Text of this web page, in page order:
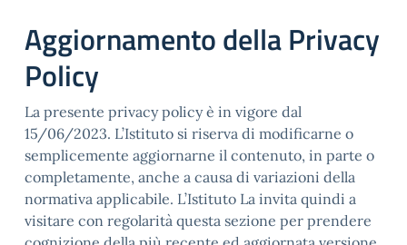
Aggiornamento della Privacy
Policy
La presente privacy policy è in vigore dal
15/06/2023. L’Istituto si riserva di modificarne o
semplicemente aggiornarne il contenuto, in parte o
completamente, anche a causa di variazioni della
normativa applicabile. L’Istituto La invita quindi a
visitare con regolarità questa sezione per prendere